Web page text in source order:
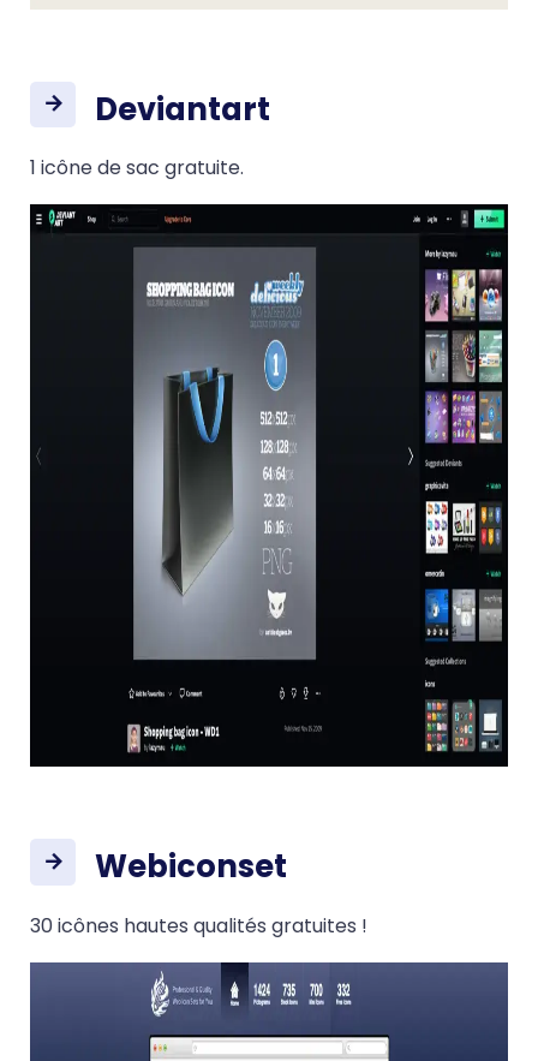
Deviantart
1 icône de sac gratuite.
Webiconset
30 icônes hautes qualités gratuites !